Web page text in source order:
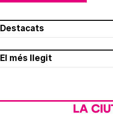
Destacats
El més llegit